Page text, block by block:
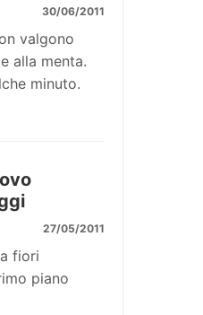
30/06/2011
valgono
alla menta.
minuto.
27/05/2011
fiori
piano